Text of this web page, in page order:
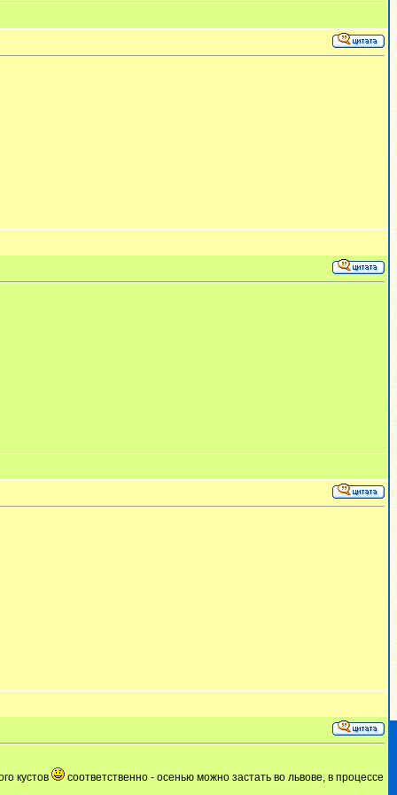
кустов соответственно - осенью можно застать во львове, в процессе